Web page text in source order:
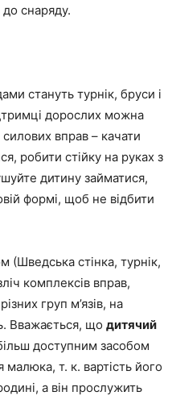
снаряду.
стануть турнік, бруси і
дорослих можна
вправ – качати
робити стійку на руках з
дитину займатися,
формі, щоб не відбити
(Шведська стінка, турнік,
комплексів вправ,
груп м’язів, на
Вважається, що дитячий
доступним засобом
т. к. вартість його
а він прослужить